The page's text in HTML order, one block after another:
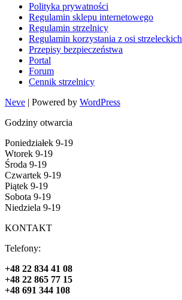
Polityka prywatności
Regulamin sklepu internetowego
Regulamin strzelnicy
Regulamin korzystania z osi strzeleckich
Przepisy bezpieczeństwa
Portal
Forum
Cennik strzelnicy
Neve | Powered by WordPress
Godziny otwarcia
Poniedziałek 9-19
Wtorek 9-19
Środa 9-19
Czwartek 9-19
Piątek 9-19
Sobota 9-19
Niedziela 9-19
KONTAKT
Telefony:
+48 22 834 41 08
+48 22 865 77 15
+48 691 344 108